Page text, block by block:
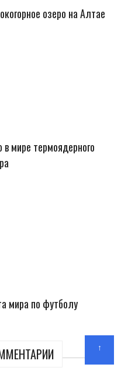
озеро на Алтае
мире термоядерного
мира по футболу
↑